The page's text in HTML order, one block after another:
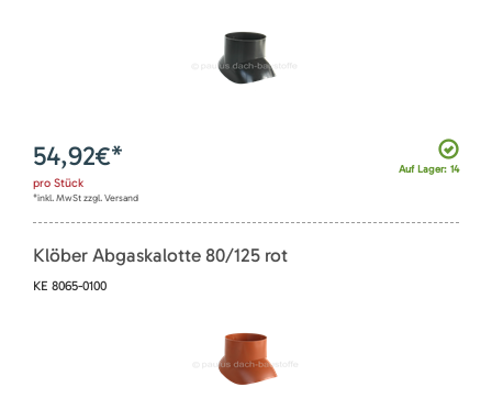
Auf Lager: 14
54,92€*
pro Stück
*inkl. MwSt zzgl. Versand
Klöber Abgaskalotte 80/125 rot
KE 8065-0100